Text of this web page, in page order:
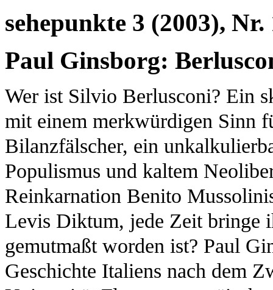
sehepunkte 3 (2003), Nr.
Paul Ginsborg:
Wer ist Silvio Berlusconi? Ein
mit einem merkwürdigen Sinn
Bilanzfälscher, ein
Populismus und kaltem
Reinkarnation Benito
Levis Diktum, jede Zeit bringe
gemutmaßt worden ist? Paul
Geschichte Italiens nach dem